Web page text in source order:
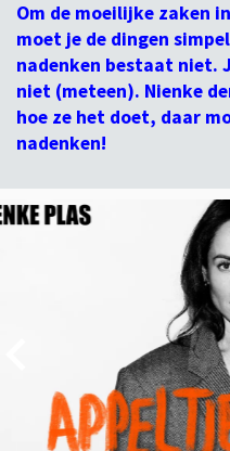
Om de moeilijke zaken
moet je de dingen
nadenken bestaat niet.
niet (meteen). Nienke
hoe ze het doet, daar
nadenken!
Overslaan